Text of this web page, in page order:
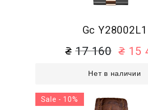
Gc Y28002L1
17 160 15
Нет в наличии
Sale - 10%